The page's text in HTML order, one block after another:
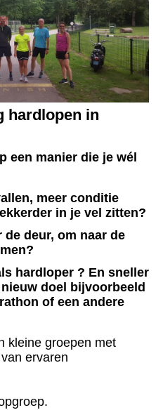
hardlopen in
een manier die je wél
meer conditie
in je vel zitten?
deur, om naar de
hardloper ? En sneller
doel bijvoorbeeld
of een andere
kleine groepen met
ervaren